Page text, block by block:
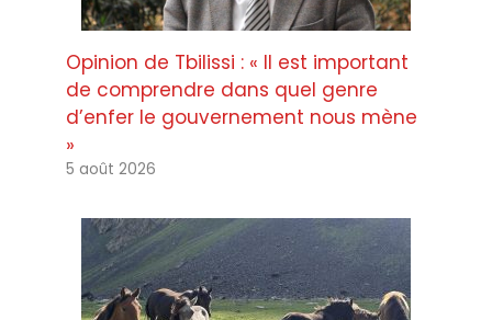
Opinion de Tbilissi : « Il est important
de comprendre dans quel genre
d’enfer le gouvernement nous mène
»
5 août 2026